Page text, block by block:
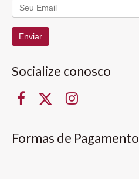
Enviar
Socialize conosco
Formas de Pagamento